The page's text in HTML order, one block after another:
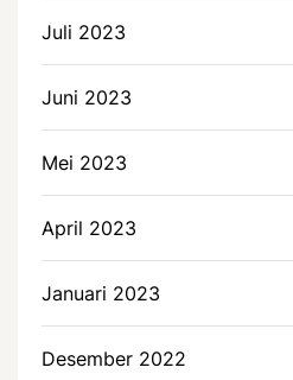
Juli 2023
Juni 2023
Mei 2023
April 2023
Januari 2023
Desember 2022